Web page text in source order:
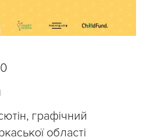
графічний
області